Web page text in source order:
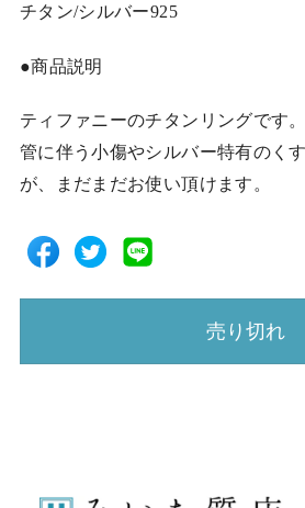
チタン/シルバー925
●商品説明
ティファニーのチタンリングです
管に伴う小傷やシルバー特有のく
が、まだまだお使い頂けます。
売り切れ